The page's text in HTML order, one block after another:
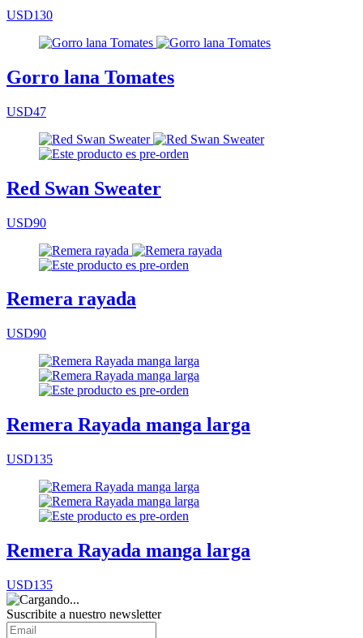
USD130
Gorro lana Tomates
USD47
Red Swan Sweater
USD90
Remera rayada
USD90
Remera Rayada manga larga
USD135
Remera Rayada manga larga
USD135
Suscribite a nuestro newsletter